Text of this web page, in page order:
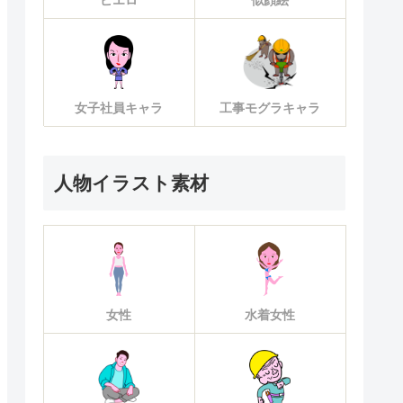
女子社員キャラ 工事モグラキャラ
人物イラスト素材
女性 水着女性